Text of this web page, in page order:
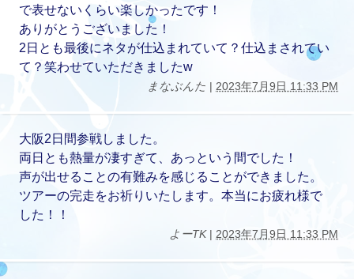
で表せないくらい楽しかったです！
ありがとうございました！
2日とも最後にネタが仕込まれていて？仕込まされてい
て？笑わせていただきましたw
まなぶんた | 2023年7月9日 11:33 PM
大阪2日間参戦しました。
両日とも熱量が凄すぎて、あっという間でした！
声が出せることの有難みを感じることができました。
ツアーの完走をお祈りいたします。本当にお疲れ様で
した！！
よーTK| 2023年7月9日 11:33 PM